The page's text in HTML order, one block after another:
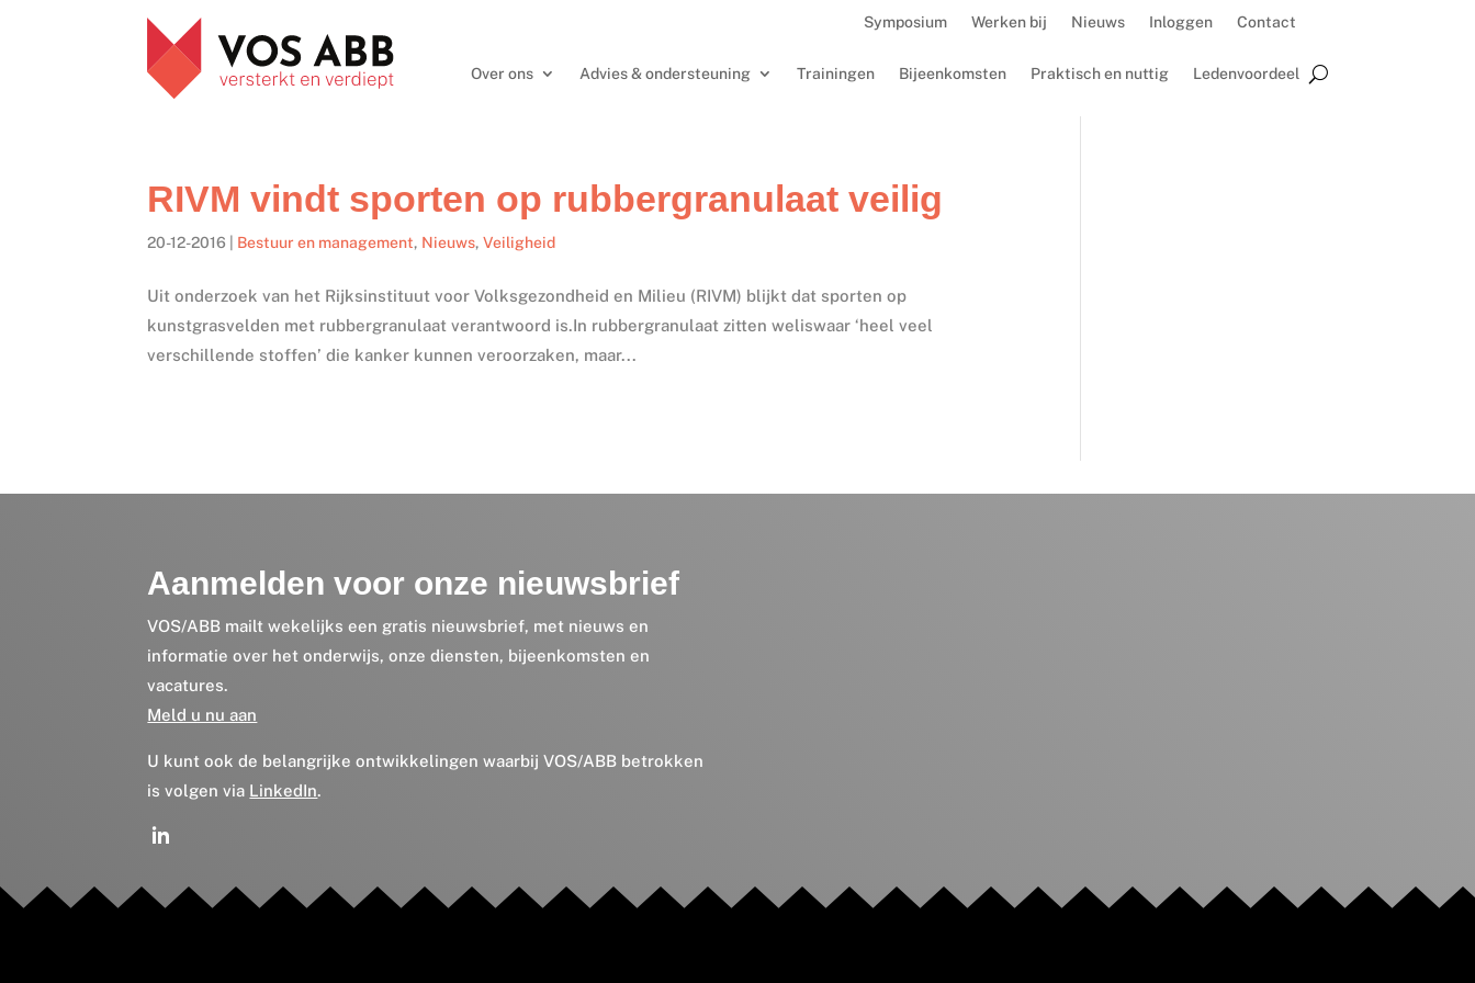
Symposium Werken bij Nieuws Inloggen Contact
Over ons Advies & ondersteuning Trainingen Bijeenkomsten Praktisch en nuttig Ledenvoordeel
RIVM vindt sporten op rubbergranulaat veilig
20-12-2016 Bestuur en management, Nieuws,Veiligheid
Uit onderzoek van het Rijksinstituut voor Volksgezondheid en Milieu (RIVM) blijkt dat sporten op
kunstgrasvelden met rubbergranulaat verantwoord is.In rubbergranulaat zitten weliswaar ‘heel veel
verschillende stoffen’ die kanker kunnen veroorzaken, maar...
Aanmelden voor onze nieuwsbrief
VOS/ABB mailt wekelijks een gratis nieuwsbrief, met nieuws en
informatie over het onderwijs, onze diensten, bijeenkomsten en
vacatures.
Meld u nu aan
U kunt ook de belangrijke ontwikkelingen waarbij VOS/ABB betrokken
is volgen via LinkedIn.